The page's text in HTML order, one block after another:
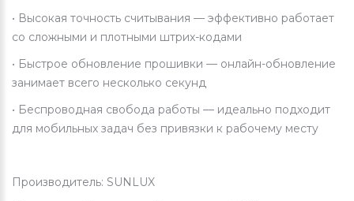
• Высокая точность считывания — эффективно работает
со сложными и плотными штрих-кодами
• Быстрое обновление прошивки — онлайн-обновление
занимает всего несколько секунд
• Беспроводная свобода работы — идеально подходит
для мобильных задач без привязки к рабочему месту
Производитель: SUNLUX